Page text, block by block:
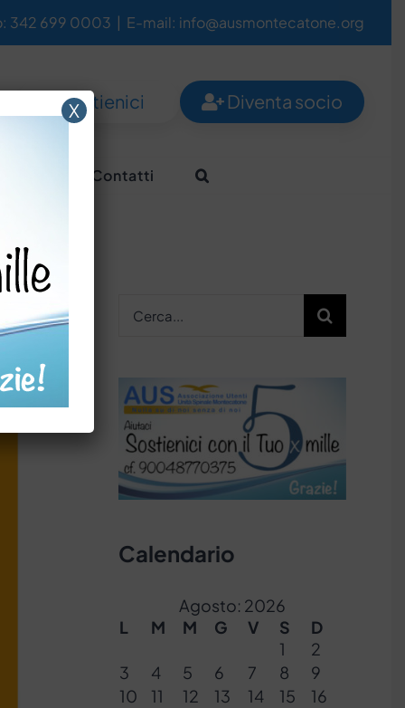
342 699 0003 | E-mail: info@ausmontecatone.org
Sostienici Diventa socio
Contatti
per:
Calendario
Agosto: 2026
L
M M G V S
D
1
2
3
4 5 6 7 8
9
10
11 12 13 14 15
16
X